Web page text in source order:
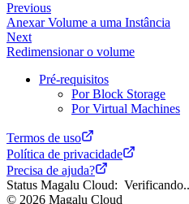
Previous
Anexar Volume a uma Instância
Next
Redimensionar o volume
Pré-requisitos
Por Block Storage
Por Virtual Machines
Termos de uso
Política de privacidade
Precisa de ajuda?
Status Magalu Cloud:
© 2026 Magalu Cloud